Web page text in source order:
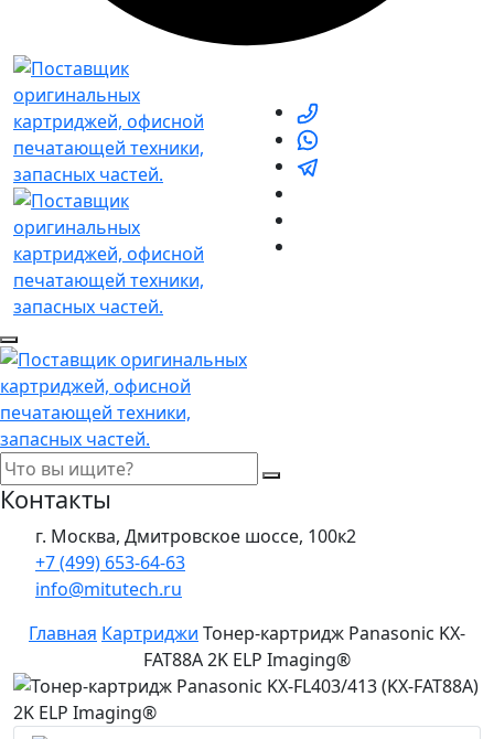
Контакты
г. Москва, Дмитровское шоссе, 100к2
+7 (499) 653-64-63
info@mitutech.ru
Главная Картриджи Тонер-картридж Panasonic KX-
FAT88А 2K ELP Imaging®